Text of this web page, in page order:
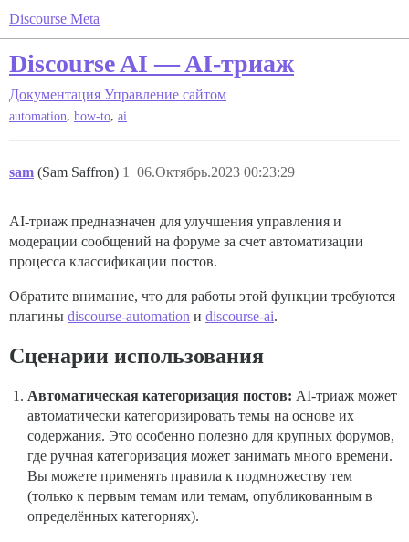
Discourse Meta
Discourse AI — AI-триаж
Документация Управление сайтом
automation, how-to, ai
sam (Sam Saffron) 06.Октябрь.2023 00:23:29
1
AI-триаж предназначен для улучшения управления и
модерации сообщений на форуме за счет автоматизации
процесса классификации постов.
Обратите внимание, что для работы этой функции требуются
плагины discourse-automation и discourse-ai.
Сценарии использования
Автоматическая категоризация постов: AI-триаж может
автоматически категоризировать темы на основе их
содержания. Это особенно полезно для крупных форумов,
где ручная категоризация может занимать много времени.
Вы можете применять правила к подмножеству тем
(только к первым темам или темам, опубликованным в
определённых категориях).